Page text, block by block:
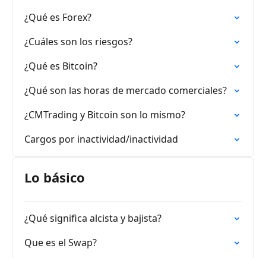
¿Qué es Forex?
¿Cuáles son los riesgos?
¿Qué es Bitcoin?
¿Qué son las horas de mercado comerciales?
¿CMTrading y Bitcoin son lo mismo?
Cargos por inactividad/inactividad
Lo básico
¿Qué significa alcista y bajista?
Que es el Swap?